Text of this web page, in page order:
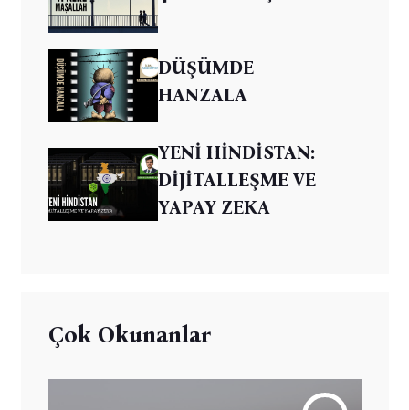
DÜŞÜMDE
HANZALA
YENİ HİNDİSTAN:
DİJİTALLEŞME VE
YAPAY ZEKA
Çok Okunanlar